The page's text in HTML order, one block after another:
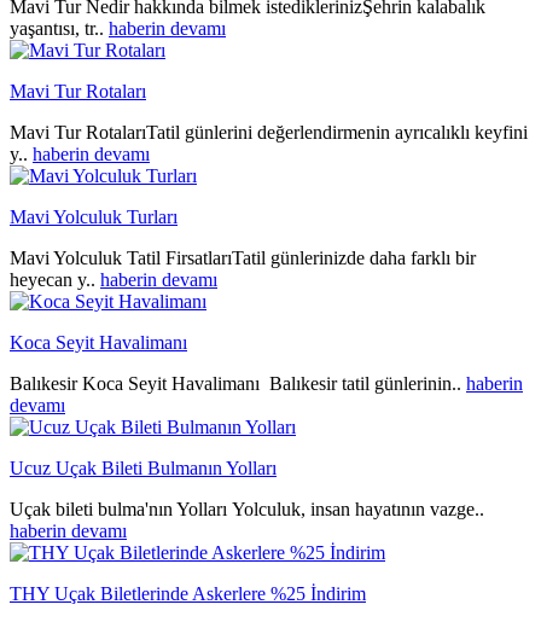
Mavi Tur Nedir hakkında bilmek istediklerinizŞehrin kalabalık
yaşantısı, tr.. haberin devamı
Mavi Tur Rotaları
Mavi Tur RotalarıTatil günlerini değerlendirmenin ayrıcalıklı keyfini
y.. haberin devamı
Mavi Yolculuk Turları
Mavi Yolculuk Tatil FirsatlarıTatil günlerinizde daha farklı bir
heyecan y.. haberin devamı
Koca Seyit Havalimanı
Balıkesir Koca Seyit Havalimanı Balıkesir tatil günlerinin.. haberin
devamı
Ucuz Uçak Bileti Bulmanın Yolları
Uçak bileti bulma'nın Yolları Yolculuk, insan hayatının vazge..
haberin devamı
THY Uçak Biletlerinde Askerlere %25 İndirim